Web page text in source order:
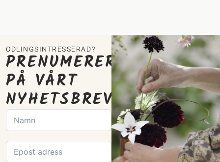
ODLINGSINTRESSERAD?
PRENUMERERA
PÅ VÅRT
NYHETSBREV